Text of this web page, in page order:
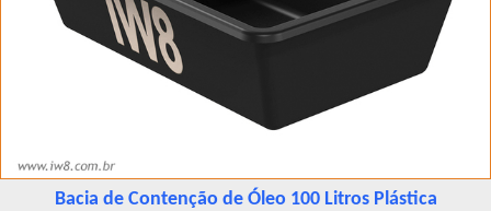
Bacia de Contenção de Óleo 100 Litros Plástica